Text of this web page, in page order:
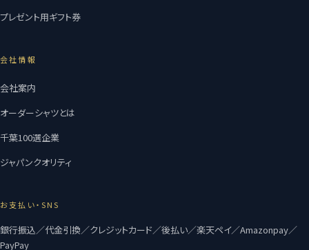
プレゼント用ギフト券
会社情報
会社案内
オーダーシャツとは
千葉100選企業
ジャパンクオリティ
お支払い・SNS
銀行振込／代金引換／クレジットカード／後払い／楽天ペイ／Amazonpay／
PayPay